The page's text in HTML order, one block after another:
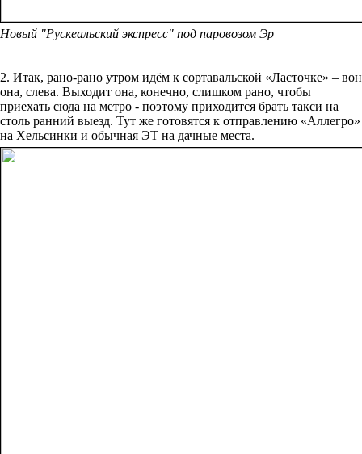
Новый "Рускеальский экспресс" под паровозом Эр
2. Итак, рано-рано утром идём к сортавальской «Ласточке» – вон
она, слева. Выходит она, конечно, слишком рано, чтобы
приехать сюда на метро - поэтому приходится брать такси на
столь ранний выезд. Тут же готовятся к отправлению «Аллегро»
на Хельсинки и обычная ЭТ на дачные места.